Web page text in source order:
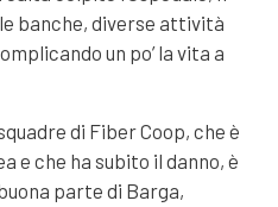
banche, diverse attività
un po’ la vita a
di Fiber Coop, che è
e che ha subito il danno, è
parte di Barga,